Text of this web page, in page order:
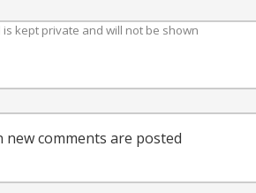
kept private and will not be shown
new comments are posted